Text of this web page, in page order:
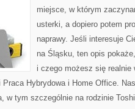
miejsce, w którym
usterki, a dopiero potem
naprawy. Jeśli interesuje
na Śląsku, ten opis
i czego możesz się realnie
Hybrydowa i Home Office.
w tym szczególnie na rodzinie